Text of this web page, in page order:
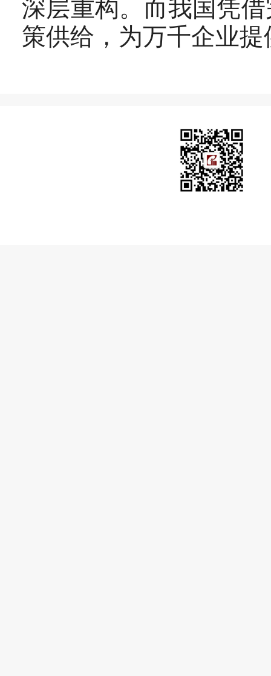
深层重构。而我国凭
策供给，为万千企业